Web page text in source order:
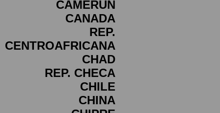
CAMERUN
CANADA
REP.
CENTROAFRICANA
CHAD
REP. CHECA
CHILE
CHINA